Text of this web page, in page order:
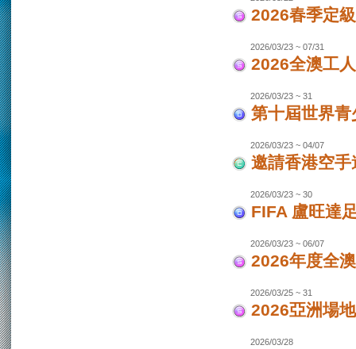
2026春季定
2026/03/23 ~ 07/31
2026全澳工
2026/03/23 ~ 31
第十屆世界
2026/03/23 ~ 04/07
邀請香港空
2026/03/23 ~ 30
FIFA 盧旺達
2026/03/23 ~ 06/07
2026年度全
2026/03/25 ~ 31
2026亞洲場
2026/03/28